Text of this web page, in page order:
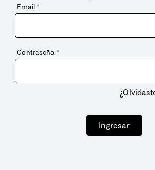
Email *
Contraseña *
Ingresar